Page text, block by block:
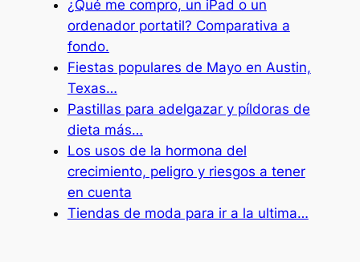
¿Qué me compro, un iPad o un
ordenador portatil? Comparativa a
fondo.
Fiestas populares de Mayo en Austin,
Texas…
Pastillas para adelgazar y píldoras de
dieta más…
Los usos de la hormona del
crecimiento, peligro y riesgos a tener
en cuenta
Tiendas de moda para ir a la ultima…